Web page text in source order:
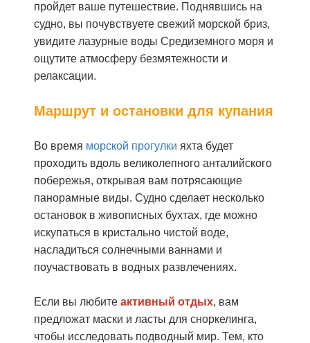
пройдет ваше путешествие. Поднявшись на
судно, вы почувствуете свежий морской бриз,
увидите лазурные воды Средиземного моря и
ощутите атмосферу безмятежности и
релаксации.
Маршрут и остановки для купания
Во время морской прогулки яхта будет
проходить вдоль великолепного анталийского
побережья, открывая вам потрясающие
панорамные виды. Судно сделает несколько
остановок в живописных бухтах, где можно
искупаться в кристально чистой воде,
насладиться солнечными ваннами и
поучаствовать в водных развлечениях.
Если вы любите активный отдых, вам
предложат маски и ласты для сноркелинга,
чтобы исследовать подводный мир. Тем, кто